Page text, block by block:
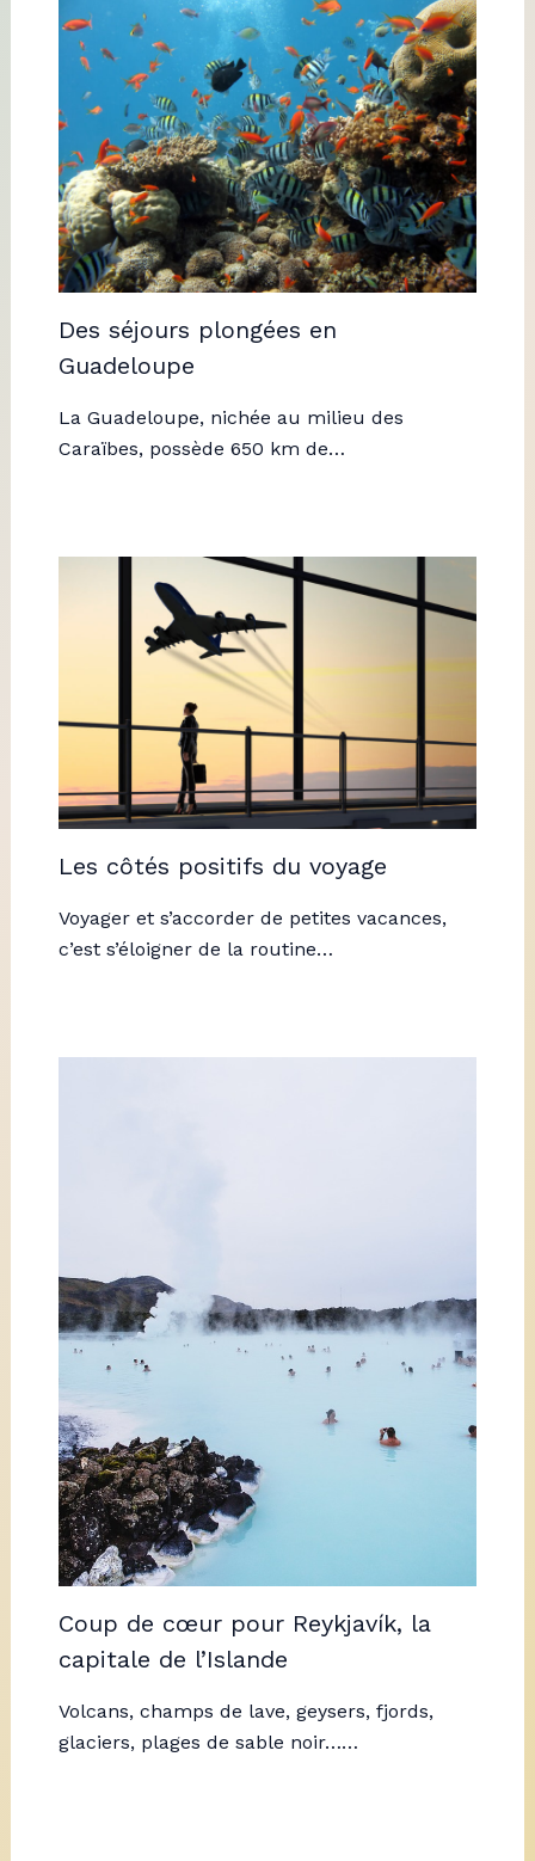
Des séjours plongées en
Guadeloupe
La Guadeloupe, nichée au milieu des
Caraïbes, possède 650 km de…
Les côtés positifs du voyage
Voyager et s’accorder de petites vacances,
c’est s’éloigner de la routine…
Coup de cœur pour Reykjavík, la
capitale de l’Islande
Volcans, champs de lave, geysers, fjords,
glaciers, plages de sable noir……